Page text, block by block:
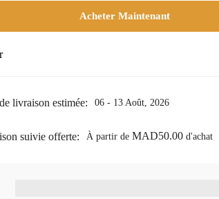
Acheter Maintenant
livraison estimée: 06 - 13 Août, 2026
suivie offerte: À partir de MAD50.00 d'achat